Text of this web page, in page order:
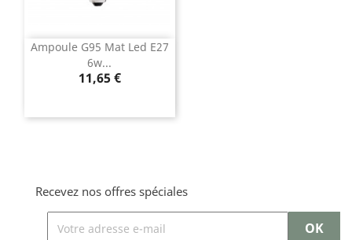
Ampoule G95 Mat Led E27
6w...
Prix
11,65 €
Recevez nos offres spéciales